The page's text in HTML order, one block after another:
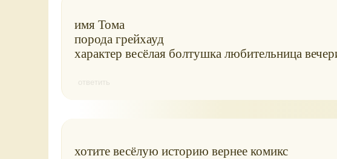
имя Тома
порода грейхауд
характер весёлая болтушка любительница
ответить
хотите весёлую историю вернее комикс